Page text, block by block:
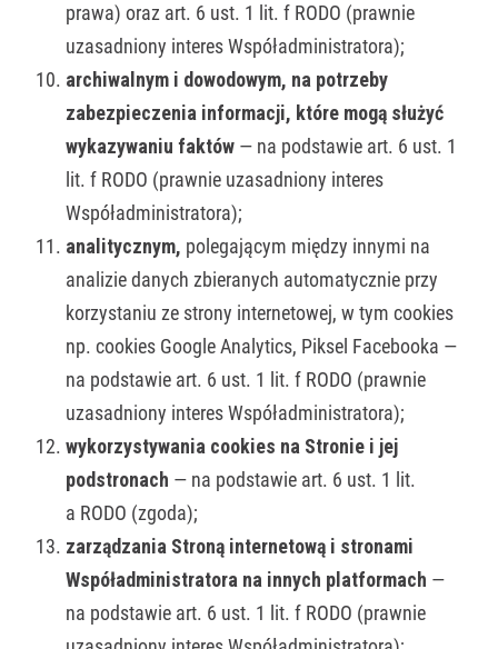
prawa) oraz art. 6 ust. 1 lit. f RODO (prawnie
uzasadniony interes Współadministratora);
archiwalnym i dowodowym, na potrzeby
zabezpieczenia informacji, które mogą służyć
wykazywaniu faktów— na podstawie art. 6 ust. 1
lit. f RODO (prawnie uzasadniony interes
Współadministratora);
analitycznym, polegającym między innymi na
analizie danych zbieranych automatycznie przy
korzystaniu ze strony internetowej, w tym cookies
np. cookies Google Analytics, Piksel Facebooka —
na podstawie art. 6 ust. 1 lit. f RODO (prawnie
uzasadniony interes Współadministratora);
wykorzystywania cookies na Stronie i jej
podstronach — na podstawie art. 6 ust. 1 lit.
a RODO (zgoda);
zarządzania Stroną internetową i stronami
Współadministratora na innych platformach —
na podstawie art. 6 ust. 1 lit. f RODO (prawnie